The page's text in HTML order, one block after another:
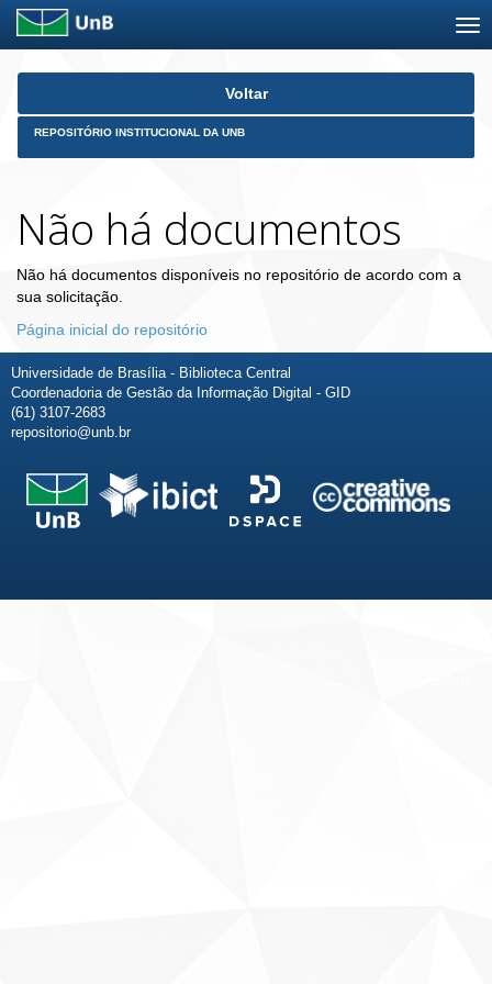
Skip
Voltar
REPOSITÓRIO INSTITUCIONAL DA UNB
Não há documentos
Não há documentos disponíveis no repositório de acordo com a
sua solicitação.
Página inicial do repositório
Universidade de Brasília - Biblioteca Central
Coordenadoria de Gestão da Informação Digital - GID
(61) 3107-2683
repositorio@unb.br